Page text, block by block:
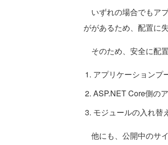
いずれの場合でもア
ががあるため、配置に
そのため、安全に配
アプリケーションプ
ASP.NET Core側の
モジュールの入れ替え
他にも、公開中のサ